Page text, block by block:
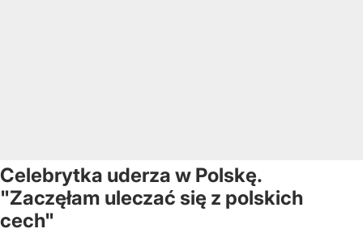
Celebrytka uderza w Polskę.
"Zaczęłam uleczać się z polskich
cech"